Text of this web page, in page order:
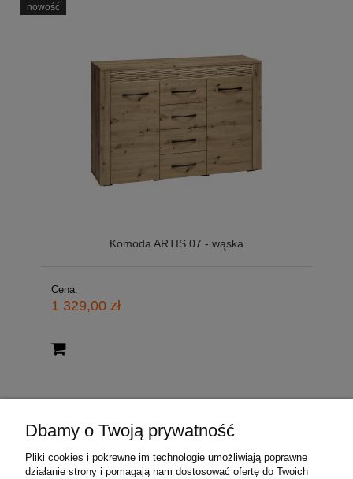
Komoda ARTIS 07 - wąska
Cena:
1 329,00 zł
nowość
O nas
Moje konto
Dbamy o Twoją prywatność
Pliki cookies i pokrewne im technologie umożliwiają poprawne
działanie strony i pomagają nam dostosować ofertę do Twoich